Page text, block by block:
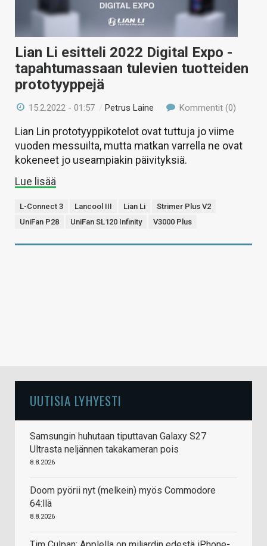
Lian Li esitteli 2022 Digital Expo -
tapahtumassaan tulevien tuotteiden
prototyyppejä
15.2.2022 - 01:57 /Petrus Laine Kommentit (0)
Lian Lin prototyyppikotelot ovat tuttuja jo viime
vuoden messuilta, mutta matkan varrella ne ovat
kokeneet jo useampiakin päivityksiä.
Lue lisää
L-Connect 3 Lancool III Lian Li
Strimer Plus V2
UniFan P28
UniFan SL120 Infinity V3000 Plus
UUTISIA LYHYESTI
Samsungin huhutaan tiputtavan Galaxy S27
Ultrasta neljännen takakameran pois
8.8.2026
Doom pyörii nyt (melkein) myös Commodore
64:llä
8.8.2026